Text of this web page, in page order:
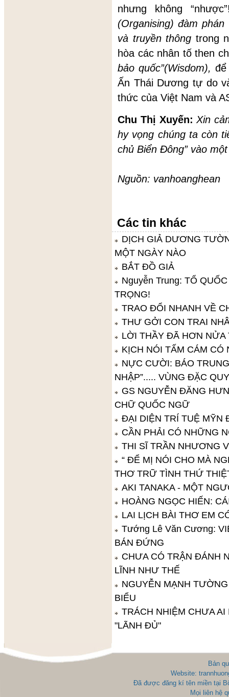
nhưng không
(Organising) đàm phán
và truyền thông trong
hòa các nhân tố then
bảo quốc”(Wisdom),
Ấn Thái Dương tự do
thức của Việt Nam và
Chu Thị Xuyến:Xin
hy vọng chúng ta còn
chủ Biển Đông” vào
Nguồn: vanhoanghean
Các tin khác
DỊCH GIẢ DƯƠNG
MỘT NGÀY NÀO
BẮT ĐỒ GIẢ
Nguyễn Trung: TỔ
TRỌNG!
TRAO ĐỔI NHANH VỀ
THƯ GỞI CON TRAI
LỜI THẦY ĐÃ HƠN NỬA
KỊCH NÓI TẤM CÁM CÓ
NỰC CƯỜI: BÁO
NHẬP”..... VÙNG ĐẶC
GS NGUYỄN ĐĂNG
CHỮ QUỐC NGỮ
ĐẠI DIỆN TRÍ TUỆ MỸN
CẦN PHẢI CÓ NHỮNG
THI SĨ TRẦN NHƯƠNG
“ ĐỂ MỊ NÓI CHO MÀ
THƠ TRỮ TÌNH THỨ
AKI TANAKA - MỘT
HOÀNG NGỌC HIẾN:
LAI LỊCH BÀI THƠ EM
Tướng Lê Văn Cương:
BÁN ĐỨNG
CHƯA CÓ TRẬN ĐÁNH
LĨNH NHƯ THẾ
NGUYỄN MẠNH
BIỂU
TRÁCH NHIỆM CHƯA
"LÃNH ĐỦ"
Bản
Website:
Đã được đăng kí tên miền tại
Mọi liên hệ